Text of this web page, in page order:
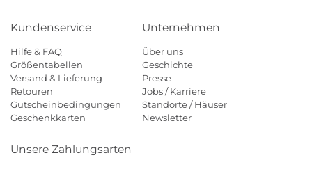
Kundenservice
Hilfe & FAQ
Größentabellen
Versand & Lieferung
Retouren
Gutscheinbedingungen
Geschenkkarten
Unternehmen
Über uns
Geschichte
Presse
Jobs / Karriere
Standorte / Häuser
Newsletter
Unsere Zahlungsarten